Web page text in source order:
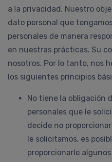
a la privacidad. Nuestro
dato personal que
personales de manera
en nuestras prácticas. Su
nosotros. Por lo tanto, nos
los siguientes principios
No tiene la obligación
personales que le
decide no
le solicitamos, es
proporcionarle